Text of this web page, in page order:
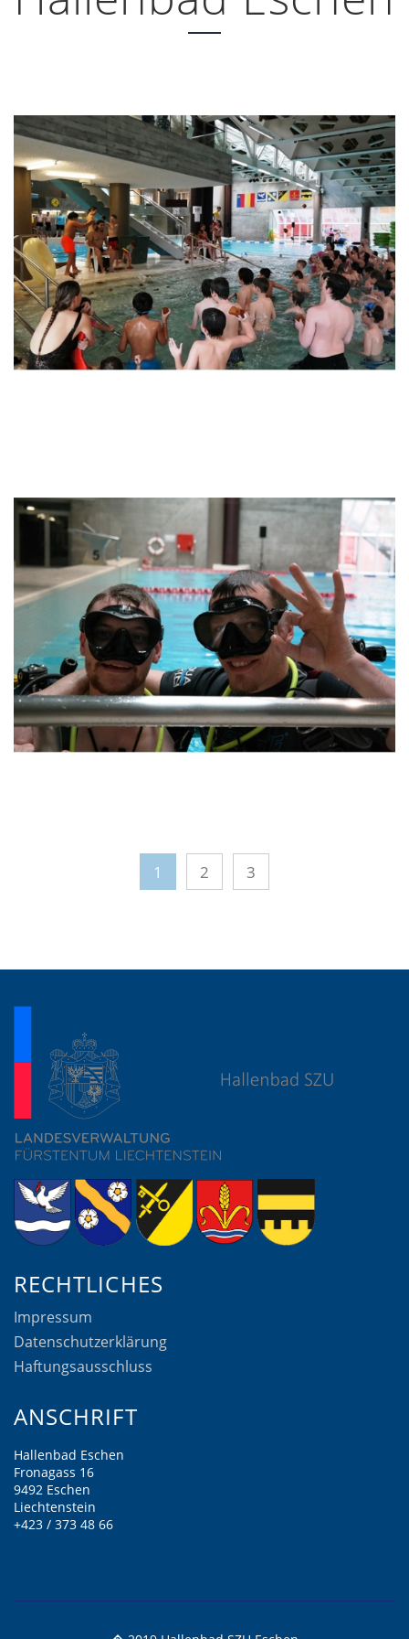
1 2 3
RECHTLICHES
Impressum
Datenschutzerklärung
Haftungsausschluss
ANSCHRIFT
Hallenbad Eschen
Fronagass 16
9492 Eschen
Liechtenstein
+423 / 373 48 66